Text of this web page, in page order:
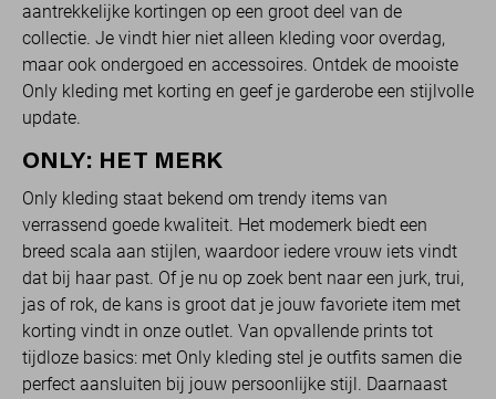
aantrekkelijke kortingen op een groot deel van de
collectie. Je vindt hier niet alleen kleding voor overdag,
maar ook ondergoed en accessoires. Ontdek de mooiste
Only kleding met korting en geef je garderobe een stijlvolle
update.
ONLY: HET MERK
Only kleding staat bekend om trendy items van
verrassend goede kwaliteit. Het modemerk biedt een
breed scala aan stijlen, waardoor iedere vrouw iets vindt
dat bij haar past. Of je nu op zoek bent naar een jurk, trui,
jas of rok, de kans is groot dat je jouw favoriete item met
korting vindt in onze outlet. Van opvallende prints tot
tijdloze basics: met Only kleding stel je outfits samen die
perfect aansluiten bij jouw persoonlijke stijl. Daarnaast